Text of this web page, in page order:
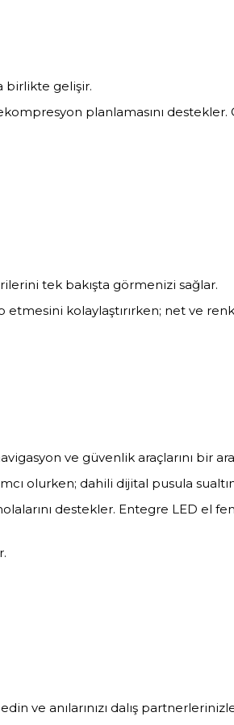
birlikte gelişir.
planlamasını
tek bakışta görmenizi sağlar.
kolaylaştırırken; net ve
ve güvenlik araçlarını bir
olurken; dahili dijital pusula
destekler. Entegre LED el
ve anılarınızı dalış